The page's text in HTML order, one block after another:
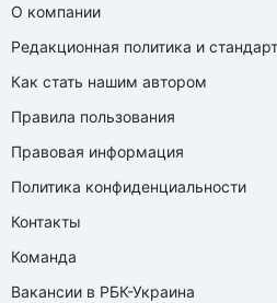
О компании
Редакционная политика и
Как стать нашим автором
Правила пользования
Правовая информация
Политика конфиденциальности
Контакты
Команда
Вакансии в РБК-Украина